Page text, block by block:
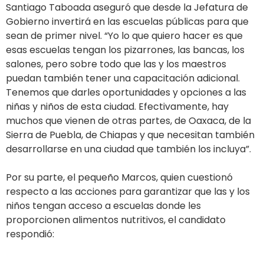
Santiago Taboada aseguró que desde la Jefatura de
Gobierno invertirá en las escuelas públicas para que
sean de primer nivel. “Yo lo que quiero hacer es que
esas escuelas tengan los pizarrones, las bancas, los
salones, pero sobre todo que las y los maestros
puedan también tener una capacitación adicional.
Tenemos que darles oportunidades y opciones a las
niñas y niños de esta ciudad. Efectivamente, hay
muchos que vienen de otras partes, de Oaxaca, de la
Sierra de Puebla, de Chiapas y que necesitan también
desarrollarse en una ciudad que también los incluya”.
Por su parte, el pequeño Marcos, quien cuestionó
respecto a las acciones para garantizar que las y los
niños tengan acceso a escuelas donde les
proporcionen alimentos nutritivos, el candidato
respondió: